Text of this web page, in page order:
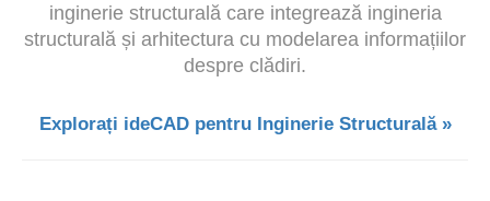
inginerie structurală care integrează ingineria
structurală și arhitectura cu modelarea informațiilor
despre clădiri.
Explorați ideCAD pentru Inginerie Structurală »